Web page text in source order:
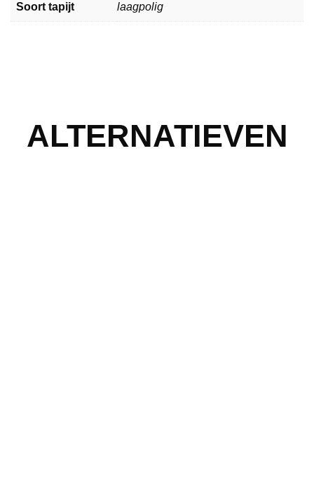
Soort tapijt laagpolig
ALTERNATIEVEN